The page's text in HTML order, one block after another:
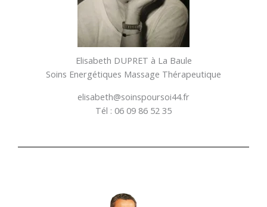
Elisabeth DUPRET à La Baule
Soins Energétiques Massage Thérapeutique
elisabeth@soinspoursoi44.fr
Tél : 06 09 86 52 35